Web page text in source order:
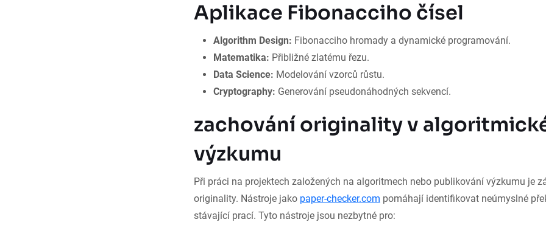
Aplikace Fibonacciho čísel
Algorithm Design: Fibonacciho hromady a dynamické programování.
Matematika: Přibližné zlatému řezu.
Data Science: Modelování vzorců růstu.
Cryptography: Generování pseudonáhodných sekvencí.
zachování originality v
výzkumu
Při práci na projektech založených na algoritmech nebo publikování výzkumu je
originality. Nástroje jako paper-checker.com pomáhají identifikovat neúmyslné
stávající prací. Tyto nástroje jsou nezbytné pro: